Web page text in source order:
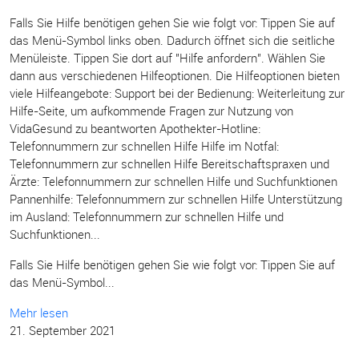
Falls Sie Hilfe benötigen gehen Sie wie folgt vor: Tippen Sie auf
das Menü-Symbol links oben. Dadurch öffnet sich die seitliche
Menüleiste. Tippen Sie dort auf "Hilfe anfordern". Wählen Sie
dann aus verschiedenen Hilfeoptionen. Die Hilfeoptionen bieten
viele Hilfeangebote: Support bei der Bedienung: Weiterleitung zur
Hilfe-Seite, um aufkommende Fragen zur Nutzung von
VidaGesund zu beantworten Apothekter-Hotline:
Telefonnummern zur schnellen Hilfe Hilfe im Notfal:
Telefonnummern zur schnellen Hilfe Bereitschaftspraxen und
Ärzte: Telefonnummern zur schnellen Hilfe und Suchfunktionen
Pannenhilfe: Telefonnummern zur schnellen Hilfe Unterstützung
im Ausland: Telefonnummern zur schnellen Hilfe und
Suchfunktionen...
Falls Sie Hilfe benötigen gehen Sie wie folgt vor: Tippen Sie auf
das Menü-Symbol...
Mehr lesen
21. September 2021